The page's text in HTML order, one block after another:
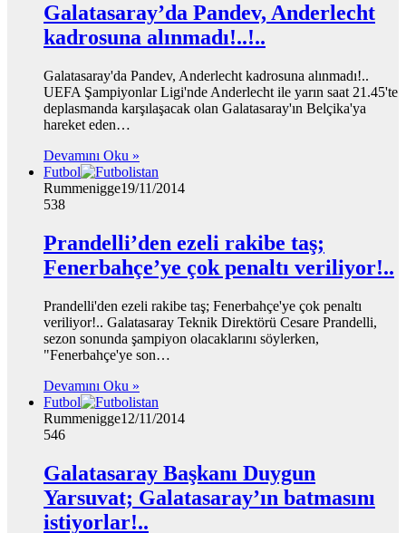
Galatasaray’da Pandev, Anderlecht
kadrosuna alınmadı!..!..
Galatasaray'da Pandev, Anderlecht kadrosuna alınmadı!..
UEFA Şampiyonlar Ligi'nde Anderlecht ile yarın saat 21.45'te
deplasmanda karşılaşacak olan Galatasaray'ın Belçika'ya
hareket eden…
Devamını Oku »
Futbol
Rummenigge19/11/2014
538
Prandelli’den ezeli rakibe taş;
Fenerbahçe’ye çok penaltı veriliyor!..
Prandelli'den ezeli rakibe taş; Fenerbahçe'ye çok penaltı
veriliyor!.. Galatasaray Teknik Direktörü Cesare Prandelli,
sezon sonunda şampiyon olacaklarını söylerken,
"Fenerbahçe'ye son…
Devamını Oku »
Futbol
Rummenigge12/11/2014
546
Galatasaray Başkanı Duygun
Yarsuvat; Galatasaray’ın batmasını
istiyorlar!..